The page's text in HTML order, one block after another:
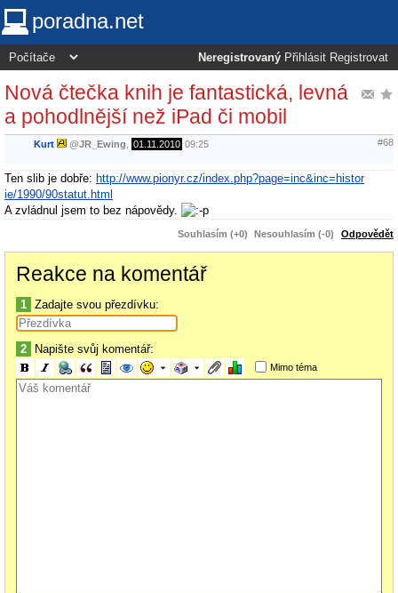
poradna.net
Neregistrovaný Přihlásit Registrovat
Nová čtečka knih je fantastická, levná
a pohodlnější než iPad či mobil
Kurt @JR_Ewing 01.11.2010 09:25 #68
Ten slib je dobře: http://www.pionyr.cz/index.php?page=inc&inc=histor
ie/1990/90statut.html
A zvládnul jsem to bez nápovědy.
Souhlasím (+0) Nesouhlasím (-0) Odpovědět
Reakce na komentář
1 Zadajte svou přezdívku:
2 Napište svůj komentář:
Mimo téma